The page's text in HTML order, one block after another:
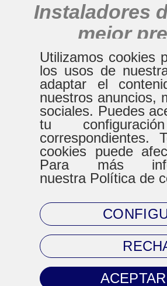
Instaladores
mejor
HORARIO
De Lunes a Virenes
8:30h a 20:30h
CONTACTO
Tel. 93 720 83 64
Mail:
Utilizamos cookies
los usos de
adaptar el
nuestros anuncios,
sociales. Puedes
tu
cookies puede
Para más
nuestra Política de